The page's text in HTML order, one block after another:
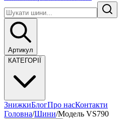
Артикул
КАТЕГОРІЇ
ЗнижкиБлогПро насКонтакти
Головна/Шини/Модель VS790